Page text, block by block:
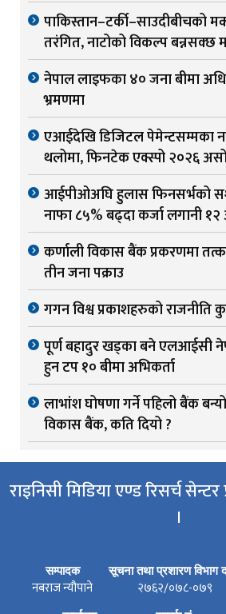
पाकिस्तान–टर्की–साउदीबीचको
तरंगित, नाटोको विकल्प बन्नसक्छ
नेपाल लाइफका ४० जना बीमा
भ्रमणमा
एआईदेखि डिजिटल पेमेन्टसम्मका
थलोमा, फिनटेक एक्स्पो २०२६
आईपीओअघि हुलास फिनसर्भको
नाफा ८५% बढ्दा कर्जा लगानी १२
कर्णाली विकास बैंक प्रकरणमा
तीन जना पक्राउ
गगन विश्व प्रकाशहरुको राजनीति
पूर्ण बहादुर खड्का बने एलआईसी
हुन टप १० बीमा अभिकर्ता
लाभांश घोषणा गर्ने पहिलो बैंक
विकास बैंक, कति दियो ?
राइनिसी मिडिया एण्ड रिसर्च सेन्टर
।
सम्पादक
नबराज न्यौपाने
सूचना तथा प्रशारण विभाग
२७६२/०७८-०७९